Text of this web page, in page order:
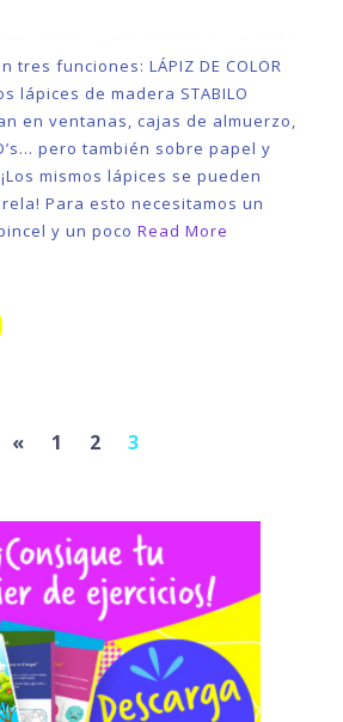
tres funciones: LÁPIZ DE COLOR
lápices de madera STABILO
en ventanas, cajas de almuerzo,
pero también sobre papel y
¡Los mismos lápices se pueden
Para esto necesitamos un
y un poco Read More
«Previous
1 2 3